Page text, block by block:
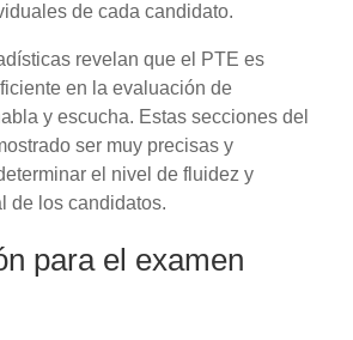
de cada candidato.
revelan que el PTE es
en la evaluación de
y escucha. Estas secciones del
ser muy precisas y
el nivel de fluidez y
de los candidatos.
para el examen